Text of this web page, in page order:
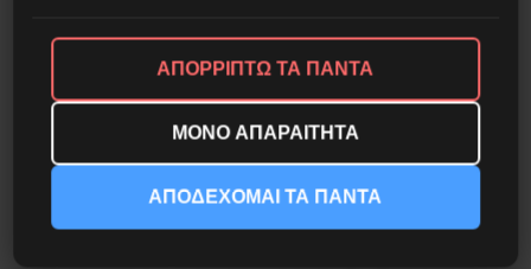
Κοινοποίησε το:
ΑΠΟΡΡΙΠΤΩ ΤΑ ΠΑΝΤΑ
ΜΟΝΟ ΑΠΑΡΑΙΤΗΤΑ
ΑΠΟΔΕΧΟΜΑΙ ΤΑ ΠΑΝΤΑ